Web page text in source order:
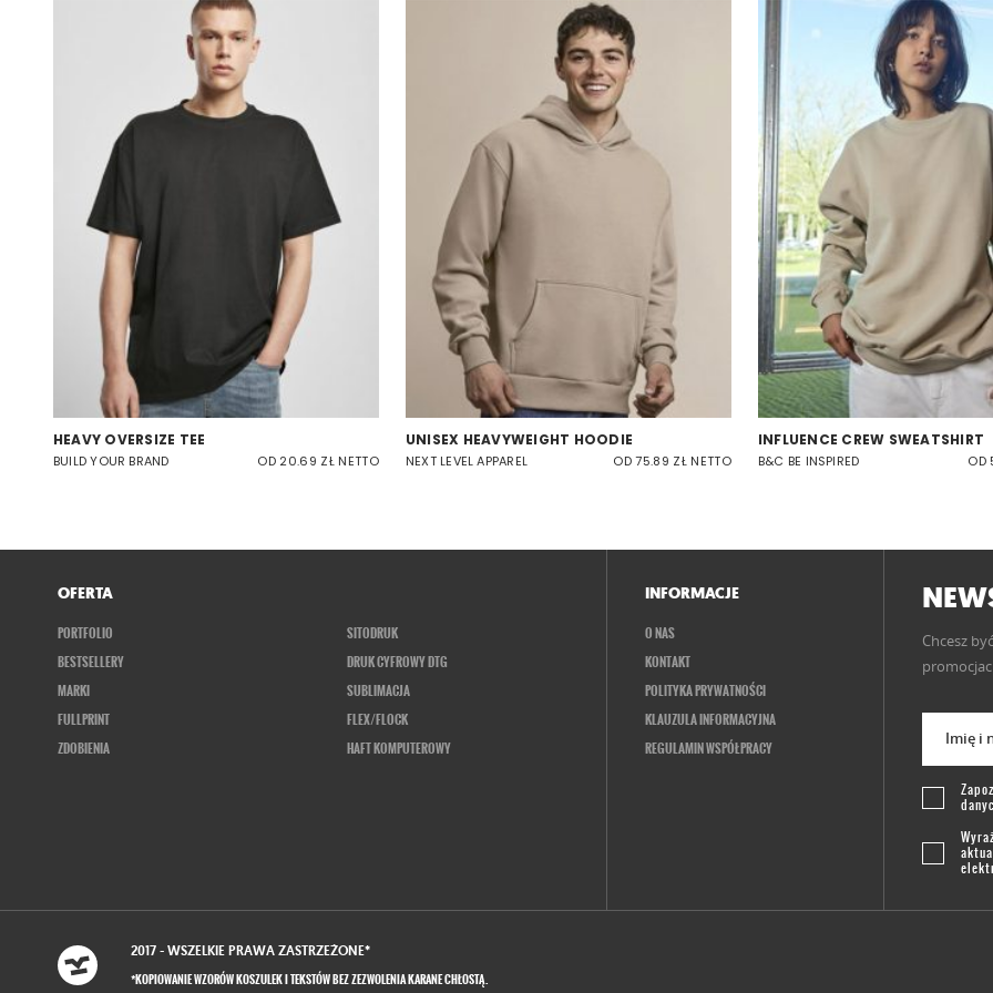
HEAVY OVERSIZE TEE
BUILD YOUR BRAND OD 20.69 ZŁ NETTO
UNISEX HEAVYWEIGHT HOODIE
NEXT LEVEL APPAREL OD 75.89 ZŁ NETTO
INFLUENCE CREW SWEATSHIRT
B&C BE INSPIRED OD
OFERTA
PORTFOLIO
BESTSELLERY
MARKI
FULLPRINT
ZDOBIENIA
SITODRUK
DRUK CYFROWY DTG
SUBLIMACJA
FLEX/FLOCK
HAFT KOMPUTEROWY
INFORMACJE
O NAS
KONTAKT
POLITYKA PRYWATNOŚCI
KLAUZULA INFORMACYJNA
REGULAMIN WSPÓŁPRACY
Chcesz
Imię i
2017 - WSZELKIEPRAWA ZASTRZEŻONE*
*KOPIOWANIE WZORÓW KOSZULEK I TEKSTÓW BEZ ZEZWOLENIA KARANE CHŁOSTĄ.